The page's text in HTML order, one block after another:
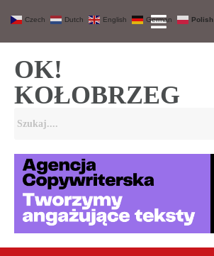
OK!
KOŁOBRZEG
Czech Dutch English German Polish